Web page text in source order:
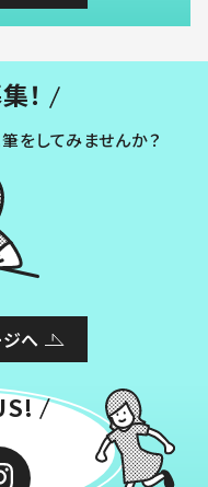
！
をしてみませんか？
へ